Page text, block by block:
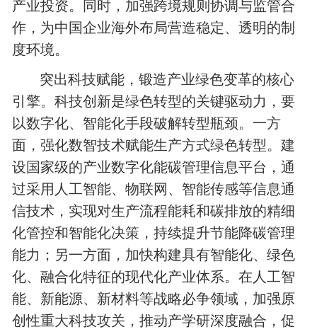
产业投资。同时，加强跨境规则协调与监管合
作，为中国企业海外布局营造稳定、透明的制
度环境。
突出科技赋能，锻造产业绿色变革的核心
引擎。科技创新是绿色转型的关键驱动力，要
以数字化、智能化手段破解转型瓶颈。一方
面，强化数智技术赋能生产方式绿色转型。建
设国家级的产业数字化能碳管理信息平台，通
过采用人工智能、物联网、智能传感等信息通
信技术，实现对生产流程能耗和碳排放的精细
化管控和智能化决策，持续提升节能降碳管理
能力；另一方面，加快构建具有智能化、绿色
化、融合化特征的现代化产业体系。在人工智
能、新能源、新材料等战略必争领域，加强原
创性重大科技攻关，推动产学研深度融合，促